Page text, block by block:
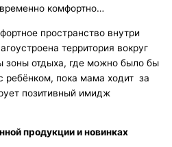
комфортно…
пространство внутри
территория вокруг
зоны отдыха, где можно было бы
ребёнком, пока мама ходит за
позитивный имидж
продукции и новинках